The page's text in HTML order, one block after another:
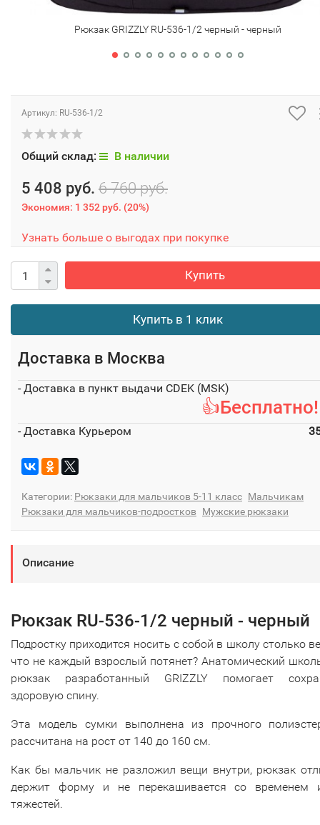
Рюкзак GRIZZLY RU-536-1/2 черный - черный
Артикул: RU-536-1/2
Общий склад: В наличии
5 408 руб. 6 760 руб.
Экономия: 1 352 руб. (20%)
Узнать больше о выгодах при покупке
Купить
Купить в 1 клик
Доставка в Москва
- Доставка в пункт выдачи CDEK (MSK)
- Доставка Курьером
Категории: Рюкзаки для мальчиков 5-11 класс Мальчикам
Рюкзаки для мальчиков-подростков
Мужские рюкзаки
Описание
Рюкзак RU-536-1/2 черный - черный
Подростку приходится носить с собой в школу столько
что не каждый взрослый потянет? Анатомический
рюкзак разработанный GRIZZLY помогает
здоровую спину.
Эта модель сумки выполнена из прочного
рассчитана на рост от 140 до 160 см.
Как бы мальчик не разложил вещи внутри, рюкзак
держит форму и не перекашивается со временем
тяжестей.